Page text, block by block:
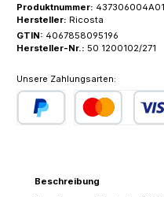
Produktnummer:
Hersteller: Ricosta
GTIN: 4067858095196
Hersteller-Nr.: 50 1200102/271
Unsere Zahlungsarten:
Beschreibung